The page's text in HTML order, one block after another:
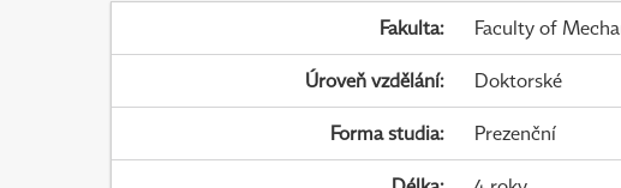
Fakulta: Faculty of
Úroveň vzdělání: Doktorské
Forma studia: Prezenční